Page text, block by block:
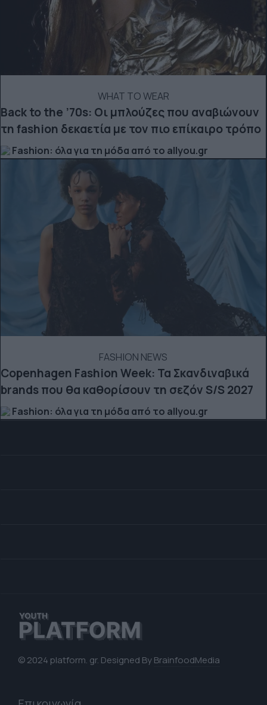
WHAT TO WEAR
Back to the ’70s: Οι μπλούζες που αναβιώνουν
τη fashion δεκαετία με τον πιο επίκαιρο τρόπο
Fashion: όλα για τη μόδα από το allyou.gr
FASHION NEWS
Copenhagen Fashion Week: Τα Σκανδιναβικά
brands που θα καθορίσουν τη σεζόν S/S 2027
Fashion: όλα για τη μόδα από το allyou.gr
© 2024 platform. gr. Designed ByBrainfoodMedia